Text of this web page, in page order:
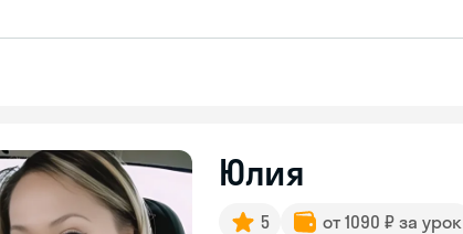
Юлия
5 от 1090 ₽ за урок